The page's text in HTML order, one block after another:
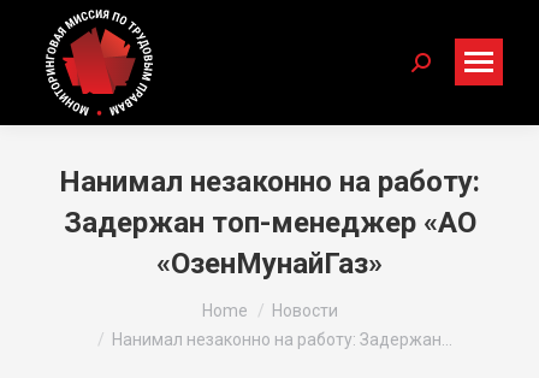
Search:
Нанимал незаконно на работу:
Задержан топ-менеджер «АО
«ОзенМунайГаз»
Home
Новости
Нанимал незаконно на работу: Задержан…